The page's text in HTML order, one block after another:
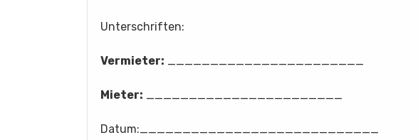
Unterschriften:
Vermieter:
Mieter:
Datum:____________________________